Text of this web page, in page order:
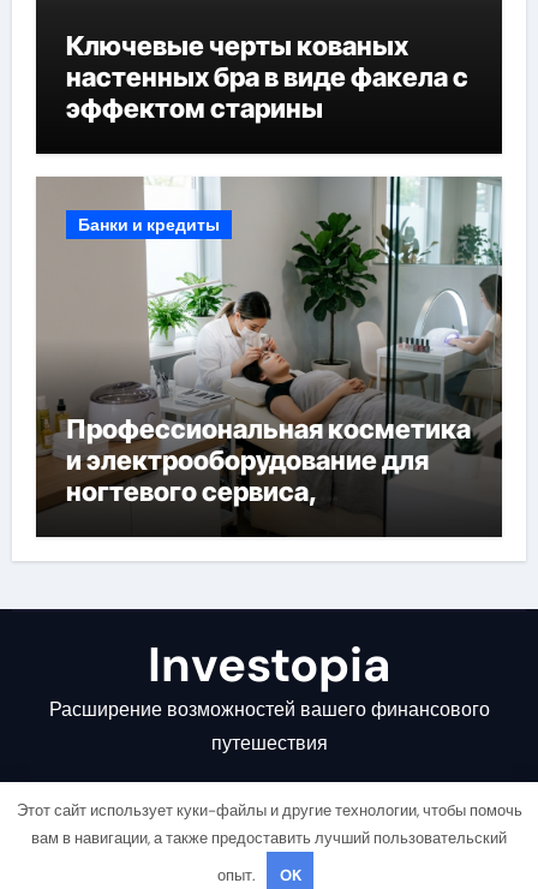
Ключевые черты кованых
настенных бра в виде факела с
эффектом старины
Банки и кредиты
Профессиональная косметика
и электрооборудование для
ногтевого сервиса,
наращивания ресниц и
депиляции
Investopia
Расширение возможностей вашего финансового
путешествия
Copyright © All rights reserved |
Этот сайт использует куки-файлы и другие технологии, чтобы помочь
вам в навигации, а также предоставить лучший пользовательский
опыт.
OK